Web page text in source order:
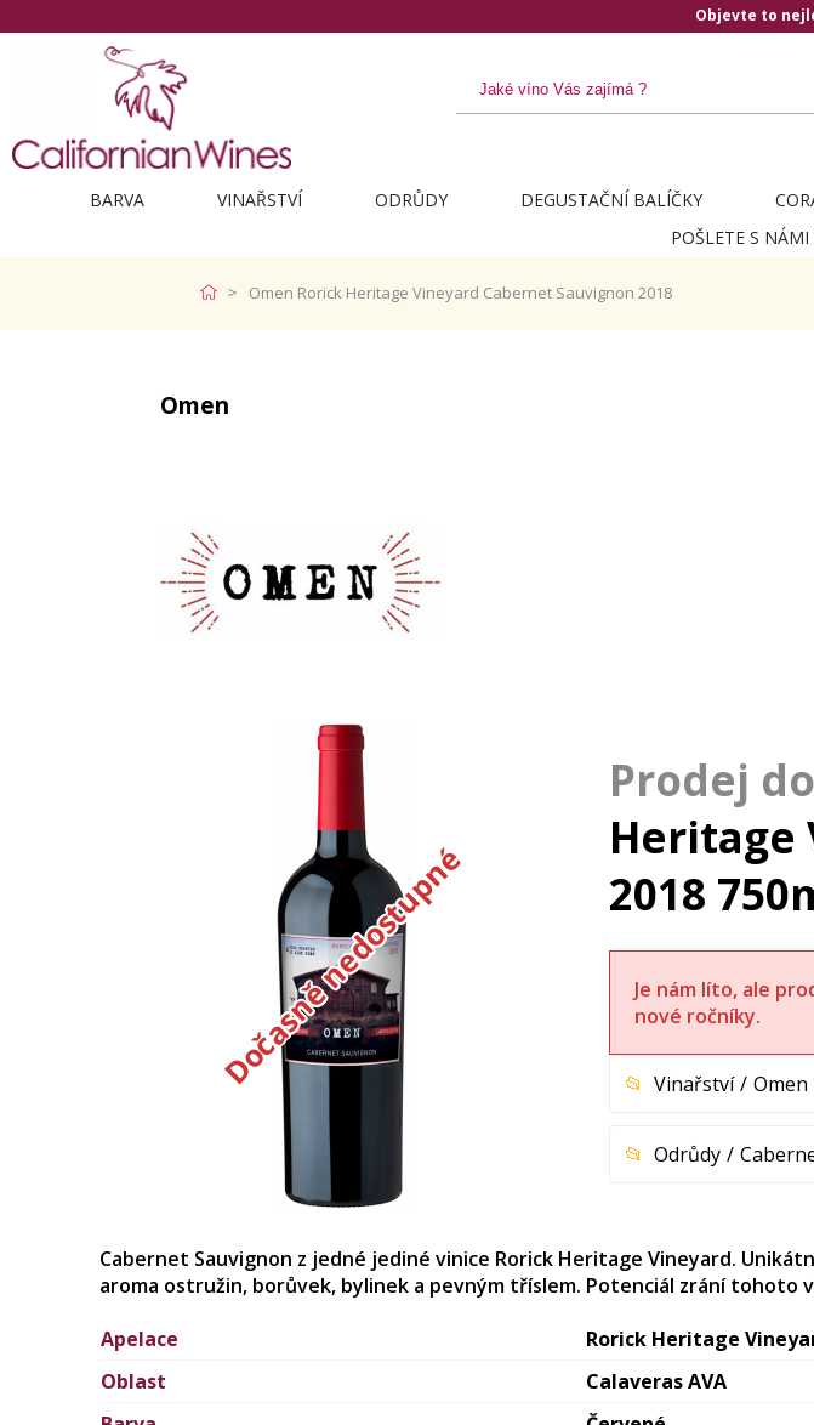
Objevte to
BARVA VINAŘSTVÍ ODRŮDY DEGUSTAČNÍ BALÍČKY
POŠLETE S
Omen Rorick Heritage Vineyard Cabernet Sauvignon 2018
Omen
Dočasně nedostupné
Heritage
2018
Je nám líto, ale
nové ročníky.
Vinařství Omen
Odrůdy
Apelace
Rorick Heritage
Oblast
Calaveras AVA
Cabernet Sauvignon z jedné jediné vinice Rorick Heritage Vineyard.
aroma ostružin, borůvek, bylinek a pevným tříslem. Potenciál zrání tohoto